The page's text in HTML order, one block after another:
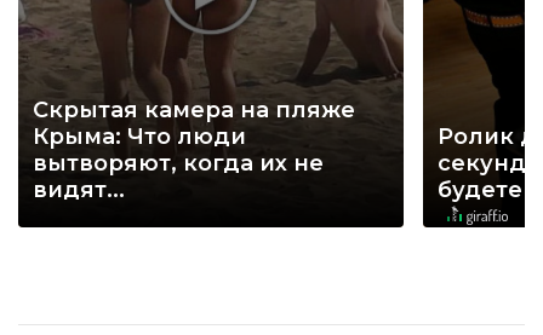
Скрытая камера на пляже
Крыма: Что люди
вытворяют, когда их не
видят...
Ролик
секунд,
будете